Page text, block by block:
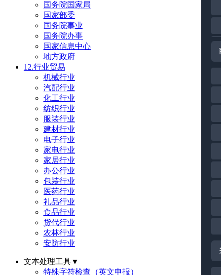
国务院国家局
国家部委
国务院事业
国务院办事
国家信息中心
地方政府
12.行业贸易
机械行业
汽配行业
化工行业
纺织行业
服装行业
建材行业
电子行业
家电行业
家居行业
办公行业
包装行业
医药行业
礼品行业
食品行业
货代行业
农林行业
安防行业
文本处理工具▼
特殊字符检查（英文申报）